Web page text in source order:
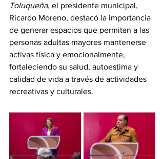
Toluqueña, el presidente municipal,
Ricardo Moreno, destacó la importancia
de generar espacios que permitan a las
personas adultas mayores mantenerse
activas física y emocionalmente,
fortaleciendo su salud, autoestima y
calidad de vida a través de actividades
recreativas y culturales.